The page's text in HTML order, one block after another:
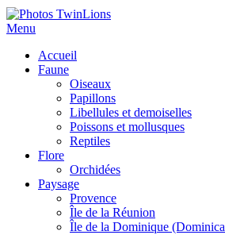
Menu
Accueil
Faune
Oiseaux
Papillons
Libellules et demoiselles
Poissons et mollusques
Reptiles
Flore
Orchidées
Paysage
Provence
Île de la Réunion
Île de la Dominique